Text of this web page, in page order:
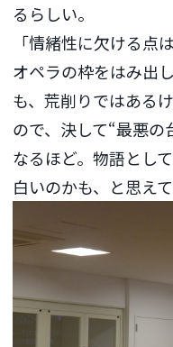
るらしい。
「情緒性に欠ける点
オペラの枠をはみ出
も、荒削りではある
ので、決して“最悪の
なるほど。物語とし
白いのかも、と思えて